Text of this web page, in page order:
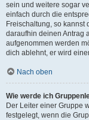
sein und weitere sogar
einfach durch die
Freischaltung, so kannst
daraufhin deinen Antrag
aufgenommen werden
dich ablehnt, er wird
Nach oben
Wie werde ich
Der Leiter einer Gruppe
festgelegt, wenn die